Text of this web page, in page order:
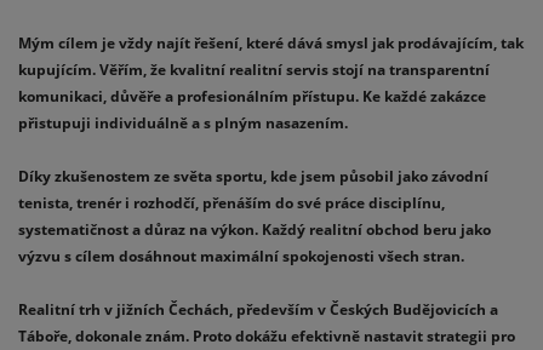
Mým cílem je vždy najít řešení, které dává smysl jak prodávajícím, tak
kupujícím. Věřím, že kvalitní realitní servis stojí na transparentní
komunikaci, důvěře a profesionálním přístupu. Ke každé zakázce
přistupuji individuálně a s plným nasazením.
Díky zkušenostem ze světa sportu, kde jsem působil jako závodní
tenista, trenér i rozhodčí, přenáším do své práce disciplínu,
systematičnost a důraz na výkon. Každý realitní obchod beru jako
výzvu s cílem dosáhnout maximální spokojenosti všech stran.
Realitní trh v jižních Čechách, především v Českých Budějovicích a
Táboře, dokonale znám. Proto dokážu efektivně nastavit strategii pro